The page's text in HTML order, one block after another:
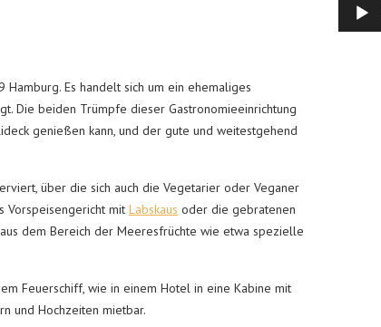
Es handelt sich um ein ehemaliges
Die beiden Trümpfe dieser Gastronomieeinrichtung
genießen kann, und der gute und weitestgehend
über die sich auch die Vegetarier oder Veganer
Vorspeisengericht mit Labskaus oder die gebratenen
dem Bereich der Meeresfrüchte wie etwa spezielle
Feuerschiff, wie in einem Hotel in eine Kabine mit
und Hochzeiten mietbar.